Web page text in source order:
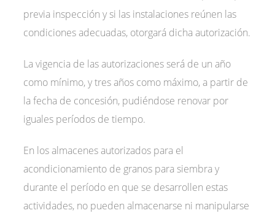
previa inspección y si las instalaciones reúnen las
condiciones adecuadas, otorgará dicha autorización.
La vigencia de las autorizaciones será de un año
como mínimo, y tres años como máximo, a partir de
la fecha de concesión, pudiéndose renovar por
iguales períodos de tiempo.
En los almacenes autorizados para el
acondicionamiento de granos para siembra y
durante el período en que se desarrollen estas
actividades, no pueden almacenarse ni manipularse